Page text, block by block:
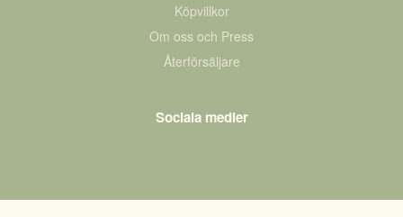
Köpvillkor
Om oss och Press
Återförsäljare
Sociala medier